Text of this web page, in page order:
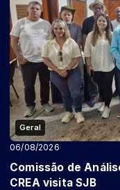
Geral
06/08/2026
Comissão de
CREA visita SJB